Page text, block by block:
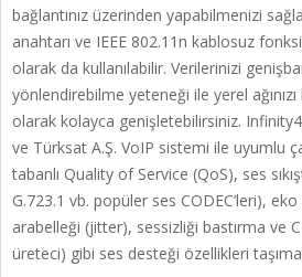
bağlantınız üzerinden yapabilmenizi
anahtarı ve IEEE 802.11n kablosuz
olarak da kullanılabilir. Verilerinizi
yönlendirebilme yeteneği ile yerel
olarak kolayca genişletebilirsiniz.
ve Türksat A.Ş. VoIP sistemi ile uyumlu
tabanlı Quality of Service (QoS), ses
G.723.1 vb. popüler ses CODEC’leri),
arabelleği (jitter), sessizliği bastırma ve
üreteci) gibi ses desteği özellikleri